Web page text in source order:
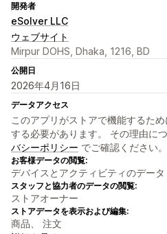
開発者
eSolver LLC
ウェブサイト
Mirpur DOHS, Dhaka, 1216, BD
公開日
2026年4月16日
データアクセス
このアプリがストアで機能するた
する必要があります。 その理由に
バシーポリシー でご確認ください。
お客様データの閲覧:
デバイスとアクティビティのデータ
スタッフと協力者のデータの閲覧:
ストアオーナー
ストアデータを表示および編集:
商品、 注文